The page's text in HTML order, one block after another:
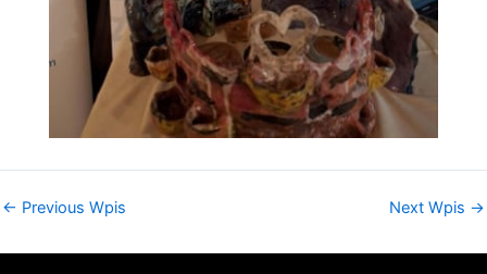
← Previous Wpis Next Wpis →